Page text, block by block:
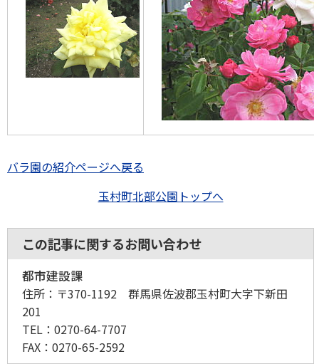
バラ園の紹介ページへ戻る
玉村町北部公園トップへ
この記事に関するお問い合わせ
都市建設課
住所： 〒370-1192 群馬県佐波郡玉村町大字下新田
201
TEL： 0270-64-7707
FAX： 0270-65-2592